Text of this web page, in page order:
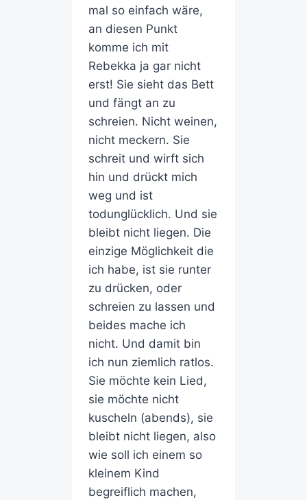
mal so einfach wäre,
an diesen Punkt
komme ich mit
Rebekka ja gar nicht
erst! Sie sieht das Bett
und fängt an zu
schreien. Nicht weinen,
nicht meckern. Sie
schreit und wirft sich
hin und drückt mich
weg und ist
todunglücklich. Und sie
bleibt nicht liegen. Die
einzige Möglichkeit die
ich habe, ist sie runter
zu drücken, oder
schreien zu lassen und
beides mache ich
nicht. Und damit bin
ich nun ziemlich ratlos.
Sie möchte kein Lied,
sie möchte nicht
kuscheln (abends), sie
bleibt nicht liegen, also
wie soll ich einem so
kleinem Kind
begreiflich machen,